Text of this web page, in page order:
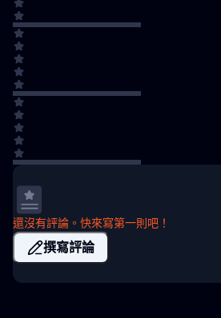
還沒有評論。快來寫第一則吧！
撰寫評論